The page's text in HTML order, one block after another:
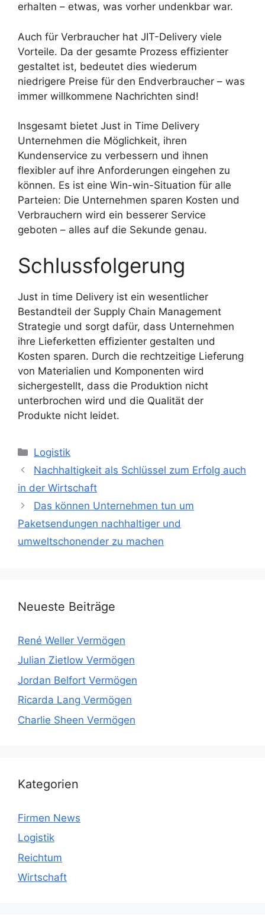
erhalten – etwas, was vorher undenkbar war.
Auch für Verbraucher hat JIT-Delivery viele
Vorteile. Da der gesamte Prozess effizienter
gestaltet ist, bedeutet dies wiederum
niedrigere Preise für den Endverbraucher – was
immer willkommene Nachrichten sind!
Insgesamt bietet Just in Time Delivery
Unternehmen die Möglichkeit, ihren
Kundenservice zu verbessern und ihnen
flexibler auf ihre Anforderungen eingehen zu
können. Es ist eine Win-win-Situation für alle
Parteien: Die Unternehmen sparen Kosten und
Verbrauchern wird ein besserer Service
geboten – alles auf die Sekunde genau.
Schlussfolgerung
Just in time Delivery ist ein wesentlicher
Bestandteil der Supply Chain Management
Strategie und sorgt dafür, dass Unternehmen
ihre Lieferketten effizienter gestalten und
Kosten sparen. Durch die rechtzeitige Lieferung
von Materialien und Komponenten wird
sichergestellt, dass die Produktion nicht
unterbrochen wird und die Qualität der
Produkte nicht leidet.
Kategorien
Logistik
Nachhaltigkeit als Schlüssel zum Erfolg auch
in der Wirtschaft
Das können Unternehmen tun um
Paketsendungen nachhaltiger und
umweltschonender zu machen
Neueste Beiträge
René Weller Vermögen
Julian Zietlow Vermögen
Jordan Belfort Vermögen
Ricarda Lang Vermögen
Charlie Sheen Vermögen
Kategorien
Firmen News
Logistik
Reichtum
Wirtschaft